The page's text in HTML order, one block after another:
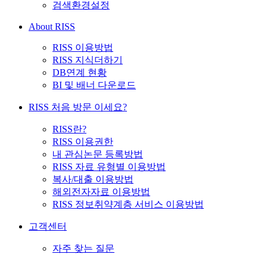
검색환경설정
About RISS
RISS 이용방법
RISS 지식더하기
DB연계 현황
BI 및 배너 다운로드
RISS 처음 방문 이세요?
RISS란?
RISS 이용권한
내 관심논문 등록방법
RISS 자료 유형별 이용방법
복사/대출 이용방법
해외전자자료 이용방법
RISS 정보취약계층 서비스 이용방법
고객센터
자주 찾는 질문